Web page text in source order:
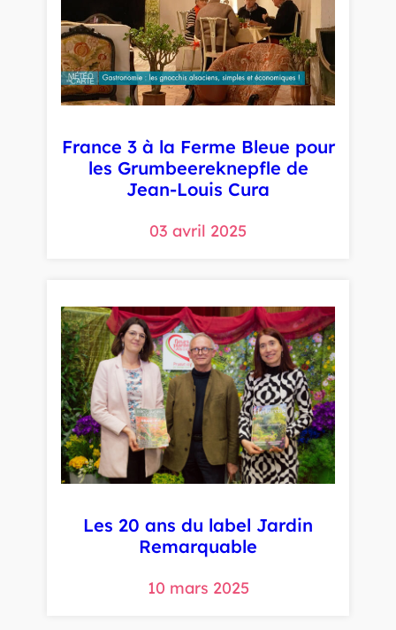
France 3 à la Ferme Bleue pour
les Grumbeereknepfle de
Jean-Louis Cura
03 avril 2025
Les 20 ans du label Jardin
Remarquable
10 mars 2025